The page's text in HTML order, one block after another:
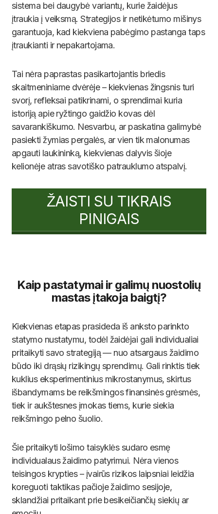
sistema bei daugybė variantų, kurie žaidėjus
įtraukia į veiksmą. Strategijos ir netikėtumo mišinys
garantuoja, kad kiekviena pabėgimo pastanga taps
įtraukianti ir nepakartojama.
Tai nėra paprastas pasikartojantis briedis
skaitmeniniame dvėrėje – kiekvienas žingsnis turi
svorį, refleksai patikrinami, o sprendimai kuria
istoriją apie ryžtingo gaidžio kovas dėl
savarankiškumo. Nesvarbu, ar paskatina galimybė
pasiekti žymias pergalės, ar vien tik malonumas
apgauti laukininką, kiekvienas dalyvis šioje
kelionėje atras savotiško patrauklumo atspalvį.
ŽAISTI SU TIKRAIS
PINIGAIS
Kaip pastatymai ir galimų nuostolių
mastas įtakoja baigtį?
Kiekvienas etapas prasideda iš anksto parinkto
statymo nustatymu, todėl žaidėjai gali individualiai
pritaikyti savo strategiją — nuo atsargaus žaidimo
būdo iki drąsių rizikingų sprendimų. Gali rinktis tiek
kuklius eksperimentinius mikrostanymus, skirtus
išbandymams be reikšmingos finansinės grėsmės,
tiek ir aukštesnes įmokas tiems, kurie siekia
reikšmingo pelno šuolio.
Šie pritaikyti lošimo taisyklės sudaro esmę
individualaus žaidimo patyrimui. Nėra vienos
teisingos krypties – įvairūs rizikos laipsniai leidžia
koreguoti taktikas pačioje žaidimo sesijoje,
sklandžiai pritaikant prie besikeičiančių siekių ar